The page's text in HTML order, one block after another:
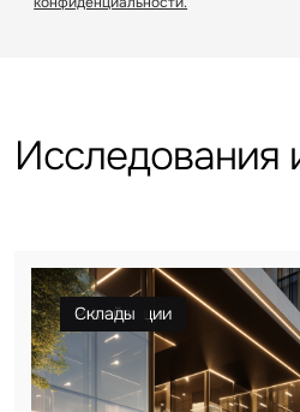
Исследования
Гостиницы
Инвестиции
Офисы
Ритейл
Склады